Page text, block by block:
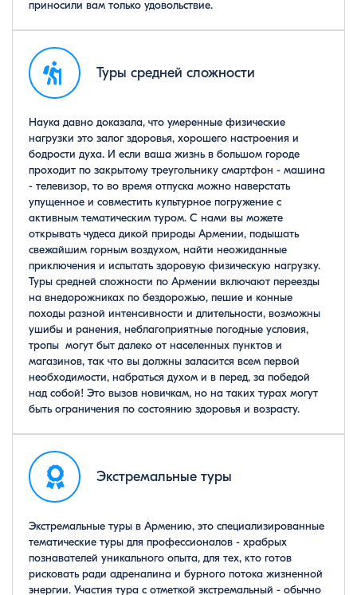
приносили вам только удовольствие.
Туры средней сложности
Наука давно доказала, что умеренные физические
нагрузки это залог здоровья, хорошего настроения и
бодрости духа. И если ваша жизнь в большом городе
проходит по закрытому треугольнику смартфон - машина
- телевизор, то во время отпуска можно наверстать
упущенное и совместить культурное погружение с
активным тематическим туром. С нами вы можете
открывать чудеса дикой природы Армении, подышать
свежайшим горным воздухом, найти неожиданные
приключения и испытать здоровую физическую нагрузку.
Туры средней сложности по Армении включают переезды
на внедорожниках по бездорожью, пешие и конные
походы разной интенсивности и длительности, возможны
ушибы и ранения, неблагоприятные погодные условия,
тропы могут быт далеко от населенных пунктов и
магазинов, так что вы должны заласится всем первой
необходимости, набраться духом и в перед, за победой
над собой! Это вызов новичкам, но на таких турах могут
быть ограничения по состоянию здоровья и возрасту.
Экстремальные туры
Экстремальные туры в Армению, это специализированные
тематические туры для профессионалов - храбрых
познавателей уникального опыта, для тех, кто готов
рисковать ради адреналина и бурного потока жизненной
энергии. Участия тура с отметкой экстремальный - обычно